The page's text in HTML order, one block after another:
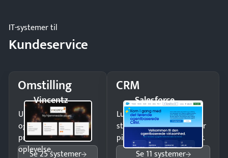
IT-systemer til
Kundeservice
Omstilling
Vincentz
Undgå tabte opkald
og giv kunderne en
professionel
oplevelse.
Se 25 systemer
CRM
Salesforce
Luk flere salg med et
struktureret overblik over
pipeline og opfølgninger.
Se 11 systemer